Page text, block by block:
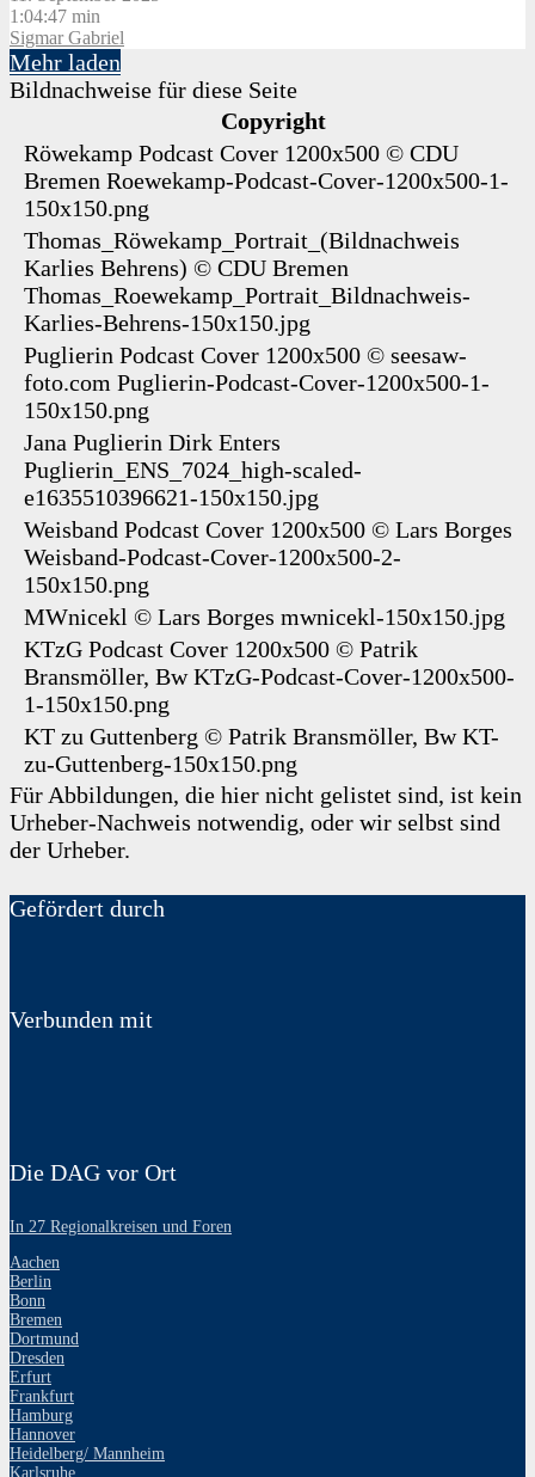
1:04:47 min
Sigmar Gabriel
Mehr laden
Bildnachweise für diese Seite
Copyright
Röwekamp Podcast Cover 1200x500 © CDU
Bremen Roewekamp-Podcast-Cover-1200x500-1-
150x150.png
Thomas_Röwekamp_Portrait_(Bildnachweis
Karlies Behrens) © CDU Bremen
Thomas_Roewekamp_Portrait_Bildnachweis-
Karlies-Behrens-150x150.jpg
Puglierin Podcast Cover 1200x500 © seesaw-
foto.com Puglierin-Podcast-Cover-1200x500-1-
150x150.png
Jana Puglierin Dirk Enters
Puglierin_ENS_7024_high-scaled-
e1635510396621-150x150.jpg
Weisband Podcast Cover 1200x500 © Lars Borges
Weisband-Podcast-Cover-1200x500-2-
150x150.png
MWnicekl © Lars Borges mwnicekl-150x150.jpg
KTzG Podcast Cover 1200x500 © Patrik
Bransmöller, Bw KTzG-Podcast-Cover-1200x500-
1-150x150.png
KT zu Guttenberg © Patrik Bransmöller, Bw KT-
zu-Guttenberg-150x150.png
Für Abbildungen, die hier nicht gelistet sind, ist kein
Urheber-Nachweis notwendig, oder wir selbst sind
der Urheber.
Gefördert durch
Verbunden mit
Die DAG vor Ort
In 27 Regionalkreisen und Foren
Aachen
Berlin
Bonn
Bremen
Dortmund
Dresden
Erfurt
Frankfurt
Hamburg
Hannover
Heidelberg/ Mannheim
Karlsruhe